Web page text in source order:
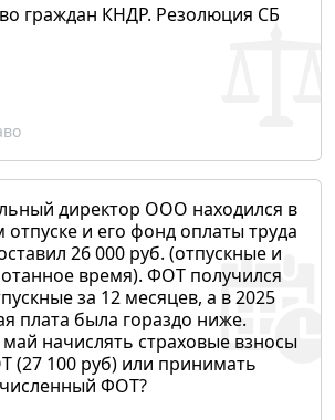
граждан КНДР. Резолюция СБ
директор ООО находился в
и его фонд оплаты труда
26 000 руб. (отпускные и
время). ФОТ получился
за 12 месяцев, а в 2025
плата была гораздо ниже.
начислять страховые взносы
(27 100 руб) или принимать
ФОТ?